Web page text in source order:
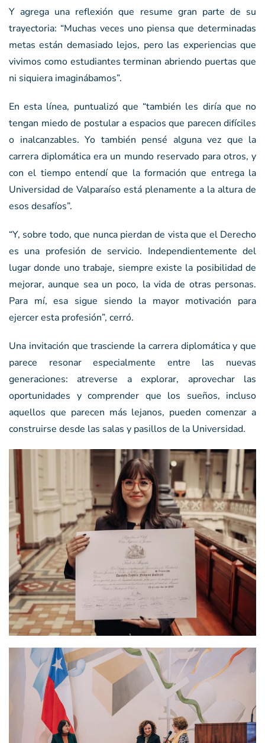
Y agrega una reflexión que resume gran parte de su
trayectoria: “Muchas veces uno piensa que determinadas
metas están demasiado lejos, pero las experiencias que
vivimos como estudiantes terminan abriendo puertas que
ni siquiera imaginábamos”.
En esta línea, puntualizó que “también les diría que no
tengan miedo de postular a espacios que parecen difíciles
o inalcanzables. Yo también pensé alguna vez que la
carrera diplomática era un mundo reservado para otros, y
con el tiempo entendí que la formación que entrega la
Universidad de Valparaíso está plenamente a la altura de
esos desafíos”.
“Y, sobre todo, que nunca pierdan de vista que el Derecho
es una profesión de servicio. Independientemente del
lugar donde uno trabaje, siempre existe la posibilidad de
mejorar, aunque sea un poco, la vida de otras personas.
Para mí, esa sigue siendo la mayor motivación para
ejercer esta profesión”, cerró.
Una invitación que trasciende la carrera diplomática y que
parece resonar especialmente entre las nuevas
generaciones: atreverse a explorar, aprovechar las
oportunidades y comprender que los sueños, incluso
aquellos que parecen más lejanos, pueden comenzar a
construirse desde las salas y pasillos de la Universidad.